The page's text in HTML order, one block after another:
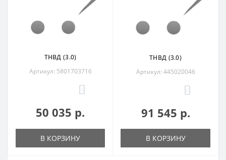
ТНВД (3.0)
Артикул: 5801703716
50 035 р.
В КОРЗИНУ
ТНВД (3.0)
Артикул: 445020046
91 545 р.
В КОРЗИНУ